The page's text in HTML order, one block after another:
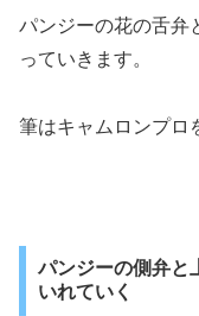
パンジーの花の舌弁
っていきます。
筆はキャムロンプロ
パンジーの側弁と
いれていく